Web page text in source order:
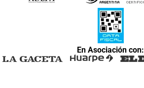
En Asociación con: